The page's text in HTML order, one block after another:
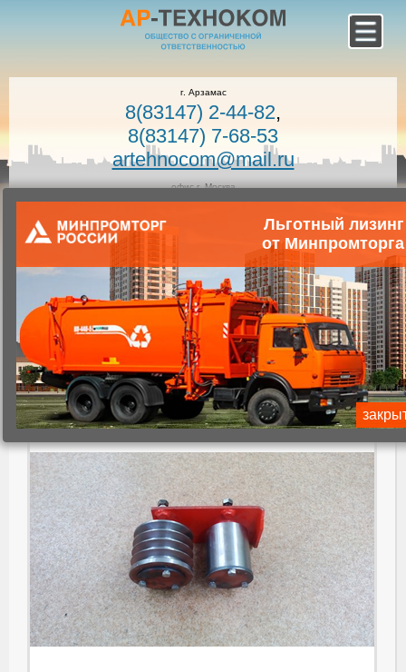
г. Арзамас
8(83147) 2-44-82,
8(83147) 7-68-53
artehnocom@mail.ru
офис г. Москва
8-800-100-7400
Звонок по России бесплатный!
Заказать звонок
Главная
Каталог коммунальной техники
Коммунальная техника
Запчасти для коммунальной техники
Запасные части к вакуумным машинам
Блок натяжной КО-505А.02.02.000
Льготный лизинг
от Минпромторга